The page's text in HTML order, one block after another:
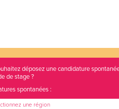
déposez une candidature
de stage ?
spontanées :
une région